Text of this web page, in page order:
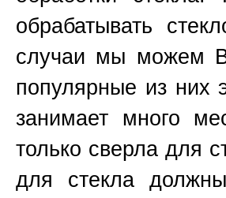
обрабатывать
случаи мы можем
популярные из них
занимает много
только сверла для
для стекла